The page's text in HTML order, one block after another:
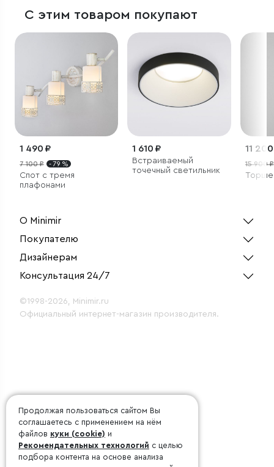
С этим товаром покупают
1 490 ₽
7 100 ₽ - 79 %
Спот с тремя
плафонами
1 610 ₽
Встраиваемый
точечный светильник
11
15 900 ₽
О Minimir
Покупателю
Дизайнерам
Консультация 24/7
©1998-2026, Minimir.ru
Официальный интернет-магазин производителя.
Продолжая пользоваться сайтом Вы
соглашаетесь с применением на нём
файлов куки (cookie) и
Рекомендательных технологий с целью
подбора контента на основе анализа